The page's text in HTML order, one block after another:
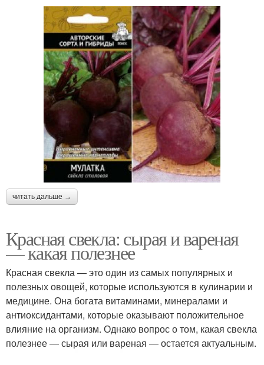
читать дальше →
Красная свекла: сырая и вареная
— какая полезнее
Красная свекла — это один из самых популярных и
полезных овощей, которые используются в кулинарии и
медицине. Она богата витаминами, минералами и
антиоксидантами, которые оказывают положительное
влияние на организм. Однако вопрос о том, какая свекла
полезнее — сырая или вареная — остается актуальным.